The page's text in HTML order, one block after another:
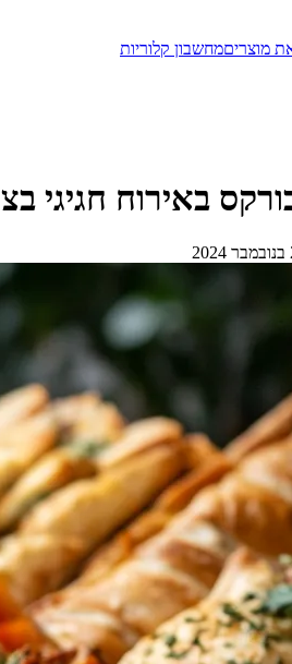
מוצריםמחשבון קלוריות
באירוח חגיגי